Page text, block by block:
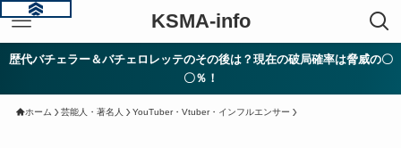
KSMA-info
歴代バチェラー＆バチェロレッテのその後は？現在の破局確率は脅威の〇
〇％！
ホーム 芸能人・著名人 YouTuber・Vtuber・インフルエンサー